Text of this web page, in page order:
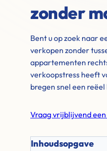
zonder
Bent u op zoek naar
verkopen zonder
appartementen
verkoopstress heeft
bregen snel een
Vraag vrijblijvend een
Inhoudsopgave